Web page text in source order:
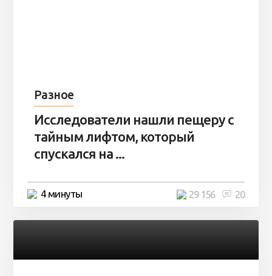
Разное
Исследователи нашли пещеру с
тайным лифтом, который
спускался на ...
4 минуты 20
29 156